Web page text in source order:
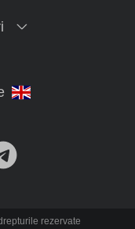
rezervate